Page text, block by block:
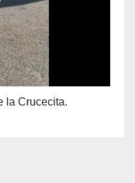
la Crucecita.